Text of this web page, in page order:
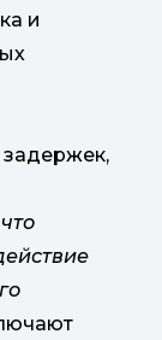
и
задержек,